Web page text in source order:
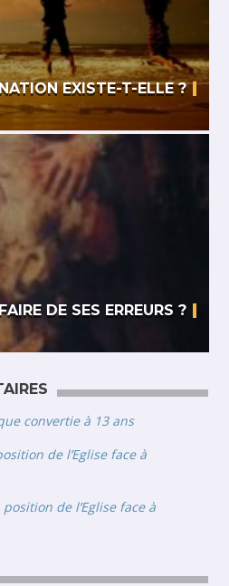
EXISTE-T-ELLE ?
DE SES ERREURS ?
convertie à 13 ans
de l’Eglise face à
de l’Eglise face à